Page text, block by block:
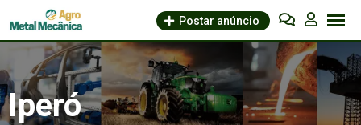
to
Postar anúncio
Iperó